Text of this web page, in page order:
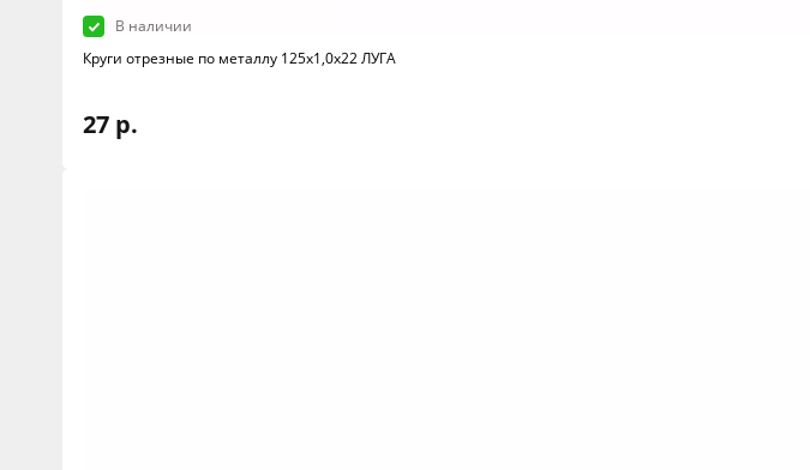
В наличии
Круги отрезные по металлу 125х1,0х22 ЛУГА
27 р.